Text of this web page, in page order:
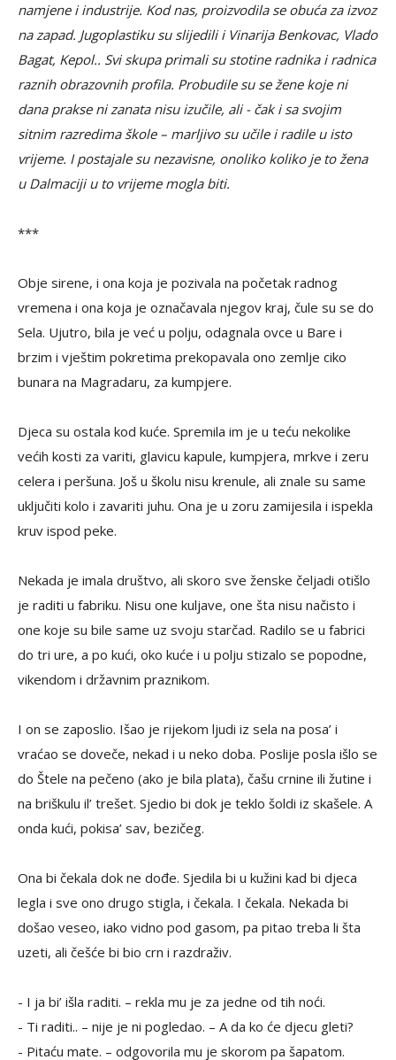
namjene i industrije. Kod nas, proizvodila se obuća za izvoz
na zapad. Jugoplastiku su slijedili i Vinarija Benkovac, Vlado
Bagat, Kepol.. Svi skupa primali su stotine radnika i radnica
raznih obrazovnih profila. Probudile su se žene koje ni
dana prakse ni zanata nisu izučile, ali - čak i sa svojim
sitnim razredima škole – marljivo su učile i radile u isto
vrijeme. I postajale su nezavisne, onoliko koliko je to žena
u Dalmaciji u to vrijeme mogla biti.
***
Obje sirene, i ona koja je pozivala na početak radnog
vremena i ona koja je označavala njegov kraj, čule su se do
Sela. Ujutro, bila je već u polju, odagnala ovce u Bare i
brzim i vještim pokretima prekopavala ono zemlje ciko
bunara na Magradaru, za kumpjere.
Djeca su ostala kod kuće. Spremila im je u teću nekolike
većih kosti za variti, glavicu kapule, kumpjera, mrkve i zeru
celera i peršuna. Još u školu nisu krenule, ali znale su same
uključiti kolo i zavariti juhu. Ona je u zoru zamijesila i ispekla
kruv ispod peke.
Nekada je imala društvo, ali skoro sve ženske čeljadi otišlo
je raditi u fabriku. Nisu one kuljave, one šta nisu načisto i
one koje su bile same uz svoju starčad. Radilo se u fabrici
do tri ure, a po kući, oko kuće i u polju stizalo se popodne,
vikendom i državnim praznikom.
I on se zaposlio. Išao je rijekom ljudi iz sela na posa’ i
vraćao se doveče, nekad i u neko doba. Poslije posla išlo se
do Štele na pečeno (ako je bila plata), čašu crnine ili žutine i
na briškulu il’ trešet. Sjedio bi dok je teklo šoldi iz skašele. A
onda kući, pokisa’ sav, bezičeg.
Ona bi čekala dok ne dođe. Sjedila bi u kužini kad bi djeca
legla i sve ono drugo stigla, i čekala. I čekala. Nekada bi
došao veseo, iako vidno pod gasom, pa pitao treba li šta
uzeti, ali češće bi bio crn i razdraživ.
- I ja bi’ išla raditi. – rekla mu je za jedne od tih noći.
- Ti raditi.. – nije je ni pogledao. – A da ko će djecu gleti?
- Pitaću mate. – odgovorila mu je skorom pa šapatom.